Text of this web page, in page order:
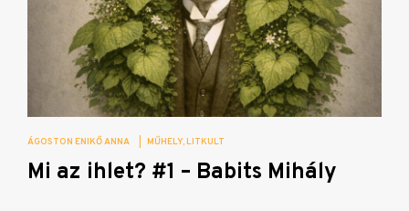
ÁGOSTON ENIKŐ ANNA MŰHELY LITKULT
Mi az ihlet? #1 – Babits Mihály